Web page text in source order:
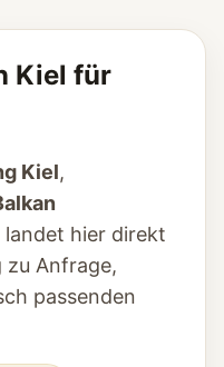
Kiel für
Kiel,
landet hier direkt
zu Anfrage,
passenden